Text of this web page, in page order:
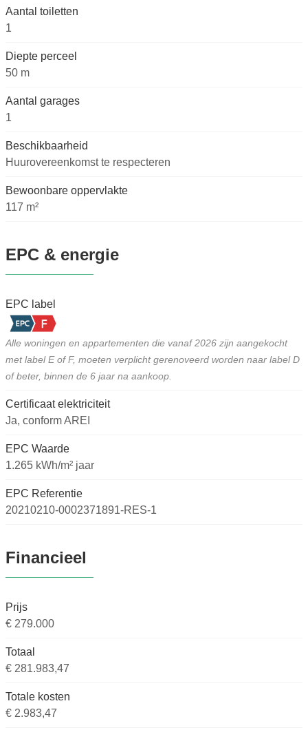
Aantal toiletten
1
Diepte perceel
50 m
Aantal garages
1
Beschikbaarheid
Huurovereenkomst te respecteren
Bewoonbare oppervlakte
117 m²
EPC & energie
EPC label
Alle woningen en appartementen die vanaf 2026 zijn aangekocht
met label E of F, moeten verplicht gerenoveerd worden naar label D
of beter, binnen de 6 jaar na aankoop.
Certificaat elektriciteit
Ja, conform AREI
EPC Waarde
1.265 kWh/m² jaar
EPC Referentie
20210210-0002371891-RES-1
Financieel
Prijs
€ 279.000
Totaal
€ 281.983,47
Totale kosten
€ 2.983,47